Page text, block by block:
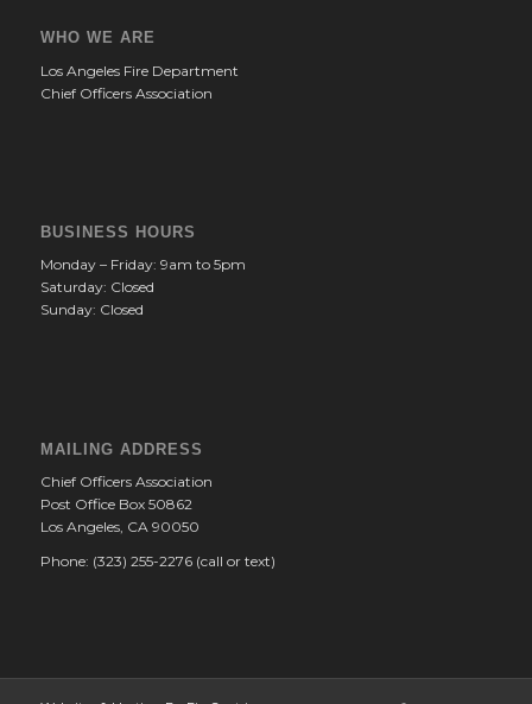
WHO WE ARE
Los Angeles Fire Department
Chief Officers Association
BUSINESS HOURS
Monday – Friday: 9am to 5pm
Saturday: Closed
Sunday: Closed
MAILING ADDRESS
Chief Officers Association
Post Office Box 50862
Los Angeles, CA 90050
Phone: (323) 255-2276 (call or text)